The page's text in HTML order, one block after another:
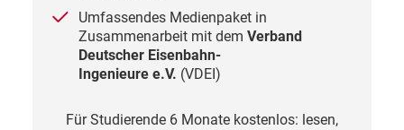
Umfassendes Medienpaket in
Zusammenarbeit mit dem Verband
Deutscher Eisenbahn-
Ingenieure e.V. (VDEI)
Für Studierende 6 Monate kostenlos: lesen,